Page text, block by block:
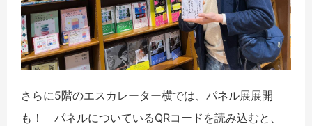
さらに5階のエスカレーター横では、パネル展展開
も！ パネルについているQRコードを読み込むと、